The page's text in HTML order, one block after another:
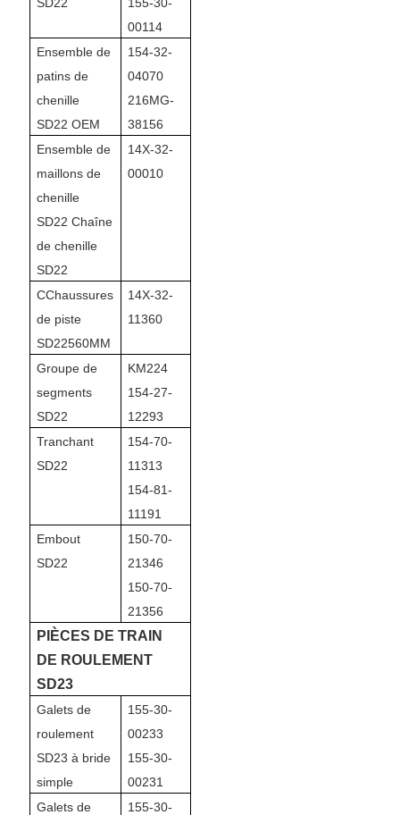
00114
Ensemble de
patins de
chenille
SD22 OEM
154-32-
04070
216MG-
38156
Ensemble de
maillons de
chenille
SD22 Chaîne
de chenille
SD22
14X-32-
00010
CChaussures
de piste
SD22560MM
14X-32-
11360
Groupe de
segments
SD22
KM224
154-27-
12293
Tranchant
SD22
154-70-
11313
154-81-
11191
Embout
SD22
150-70-
21346
150-70-
21356
PIÈCES DE TRAIN
DE ROULEMENT
SD23
Galets de
roulement
SD23 à bride
simple
155-30-
00233
155-30-
00231
Galets de
155-30-